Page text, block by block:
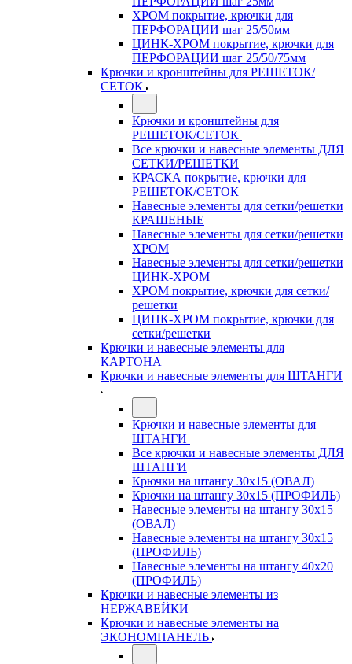
ХРОМ покрытие, крючки для
ПЕРФОРАЦИИ шаг 25/50мм
ЦИНК-ХРОМ покрытие, крючки для
ПЕРФОРАЦИИ шаг 25/50/75мм
Крючки и кронштейны для РЕШЕТОК/
СЕТОК
Крючки и кронштейны для
РЕШЕТОК/СЕТОК
Все крючки и навесные элементы ДЛЯ
СЕТКИ/РЕШЕТКИ
КРАСКА покрытие, крючки для
РЕШЕТОК/СЕТОК
Навесные элементы для сетки/решетки
КРАШЕНЫЕ
Навесные элементы для сетки/решетки
ХРОМ
Навесные элементы для сетки/решетки
ЦИНК-ХРОМ
ХРОМ покрытие, крючки для сетки/
решетки
ЦИНК-ХРОМ покрытие, крючки для
сетки/решетки
Крючки и навесные элементы для
КАРТОНА
Крючки и навесные элементы для ШТАНГИ
Крючки и навесные элементы для
ШТАНГИ
Все крючки и навесные элементы ДЛЯ
ШТАНГИ
Крючки на штангу 30х15 (ОВАЛ)
Крючки на штангу 30х15 (ПРОФИЛЬ)
Навесные элементы на штангу 30х15
(ОВАЛ)
Навесные элементы на штангу 30х15
(ПРОФИЛЬ)
Навесные элементы на штангу 40х20
(ПРОФИЛЬ)
Крючки и навесные элементы из
НЕРЖАВЕЙКИ
Крючки и навесные элементы на
ЭКОНОМПАНЕЛЬ